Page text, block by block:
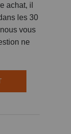
achat, il
les 30
vous
ne